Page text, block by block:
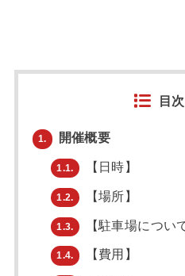
目次
1. 開催概要
1.1. 【日時】
1.2. 【場所】
1.3. 【駐車場につい
1.4. 【費用】